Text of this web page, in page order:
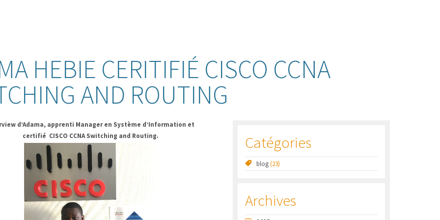
HEBIE CERITIFIÉ CISCO CCNA
AND ROUTING
d’Adama, apprenti Manager en Système d’Information et
certifié CISCO CCNA Switching and Routing.
Catégories
blog(23)
Archives